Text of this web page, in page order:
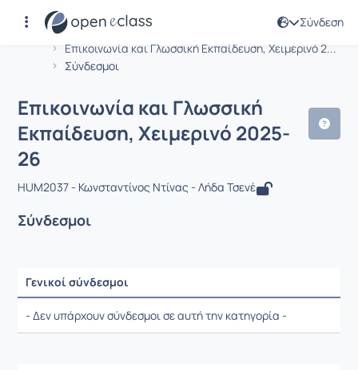
Σύνδεση
Αρχική Σελίδα
Επικοινωνία και Γλωσσική Εκπαίδευση, Χειμερινό 2...
Σύνδεσμοι
Μάθημα : Επικοινωνία και
Επικοινωνία και Γλωσσική
Εκπαίδευση, Χειμερινό 2025-
26
HUM2037 - Κωνσταντίνος Ντίνας - Λήδα Τσενέ
Σύνδεσμοι
Γενικοί σύνδεσμοι
Ρυθμίσεις επιλογής / Αποτελέσματα
- Δεν υπάρχουν σύνδεσμοι σε αυτή την κατηγορία -